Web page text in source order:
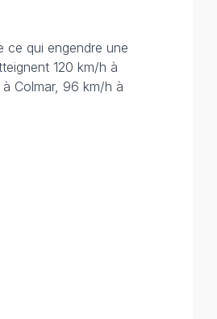
ce qui engendre une
120 km/h à
Colmar, 96 km/h à